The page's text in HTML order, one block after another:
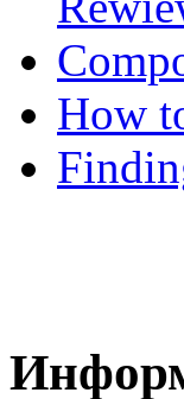
How